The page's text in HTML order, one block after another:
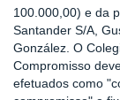
100.000,00) e da
Santander S/A,
González. O
Compromisso
efetuados como